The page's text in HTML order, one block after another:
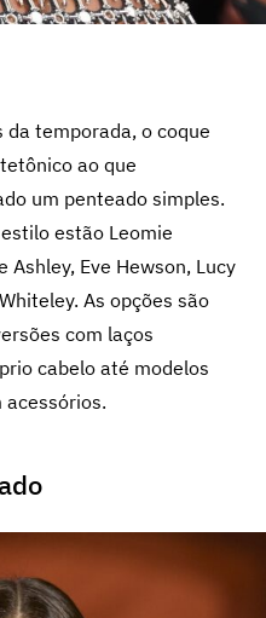
temporada, o coque
ao que
um penteado simples.
estão Leomie
Ashley, Eve Hewson, Lucy
As opções são
com laços
cabelo até modelos
acessórios.